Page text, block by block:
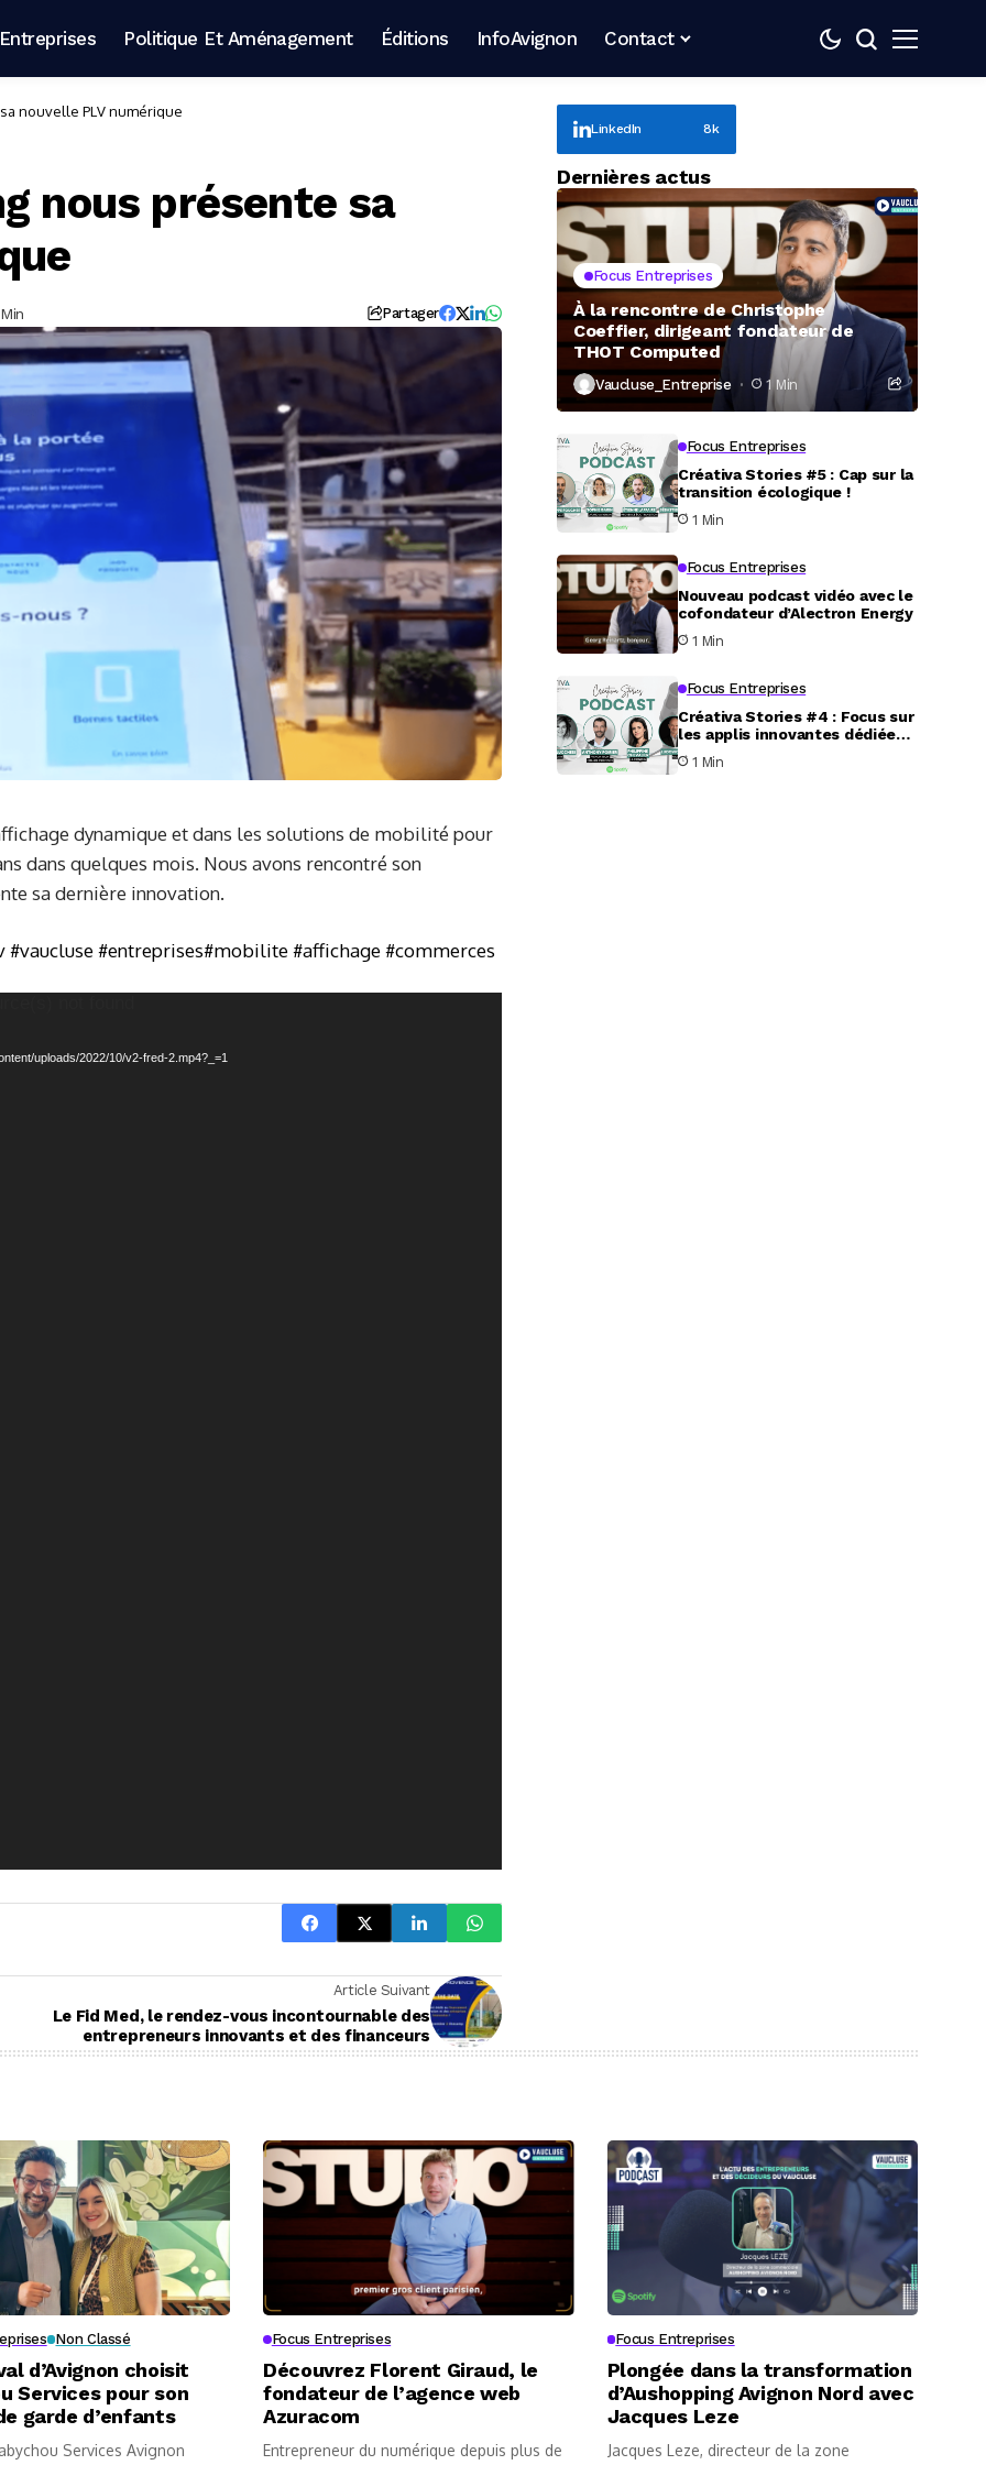
Politique Et Aménagement Éditions InfoAvignon Contact
nouvelle PLV numérique
nous présente sa
Partager
dynamique et dans les solutions de mobilité pour
dans quelques mois. Nous avons rencontré son
sa dernière innovation.
#vaucluse#entreprises#mobilite#affichage#commerces
uploads/2022/10/v2-fred-2.mp4?_=1
Article Suivant
Le Fid Med, le rendez-vous incontournable des
entrepreneurs innovants et des financeurs
LinkedIn 8k
Dernières actus
Focus Entreprises
À la rencontre de Christophe
Coeffier, dirigeant fondateur de
THOT Computed
Vaucluse_Entreprise 1 Min
Focus Entreprises
Créativa Stories #5 : Cap sur la
transition écologique !
1 Min
Focus Entreprises
Nouveau podcast vidéo avec le
cofondateur d’Alectron Energy
1 Min
Focus Entreprises
Créativa Stories #4 : Focus sur
les applis innovantes dédiées
au service aux particuliers
1 Min
Non Classé
d’Avignon choisit
Services pour son
garde d’enfants
Services Avignon
Focus Entreprises
Découvrez Florent Giraud, le
fondateur de l’agence web
Azuracom
Entrepreneur du numérique depuis plus de
Focus Entreprises
Plongée dans la transformation
d’Aushopping Avignon Nord avec
Jacques Leze
Jacques Leze, directeur de la zone